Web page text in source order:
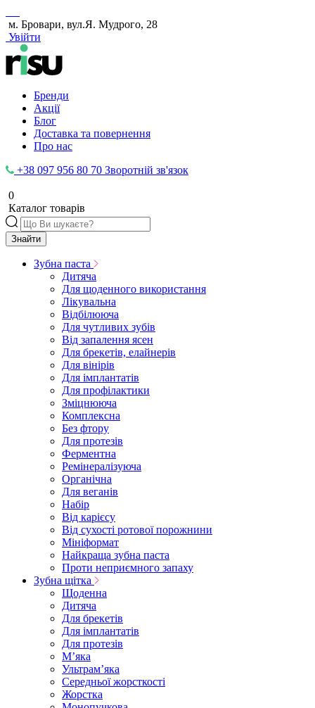
м. Бровари, вул.Я. Мудрого, 28
Увійти
Бренди
Акції
Блог
Доставка та повернення
Про нас
+38 097 956 80 70 Зворотній зв'язок
0
Каталог товарів
Знайти
Зубна паста
Дитяча
Для щоденного використання
Лікувальна
Відбілююча
Для чутливих зубів
Від запалення ясен
Для брекетів, елайнерів
Для вінірів
Для імплантатів
Для профілактики
Зміцнююча
Комплексна
Без фтору
Для протезів
Ферментна
Ремінералізуюча
Органічна
Для веганів
Набір
Від карієсу
Від сухості ротової порожнини
Мініформат
Найкраща зубна паста
Проти неприємного запаху
Зубна щітка
Щоденна
Дитяча
Для брекетів
Для імплантатів
Для протезів
Мʼяка
Ультрамʼяка
Середньої жорсткості
Жорстка